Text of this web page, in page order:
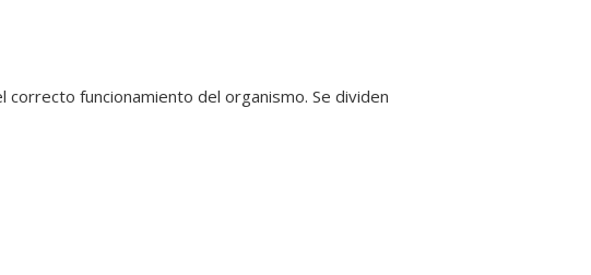
funcionamiento del organismo. Se dividen